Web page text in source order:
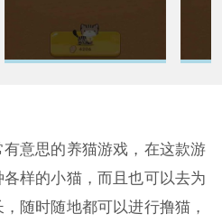
意思的养猫游戏，在这款游
样的小猫，而且也可以去为
随时随地都可以进行撸猫，